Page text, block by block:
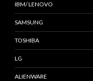
IBM/ LENOVO
SAMSUNG
TOSHIBA
LG
ALIENWARE